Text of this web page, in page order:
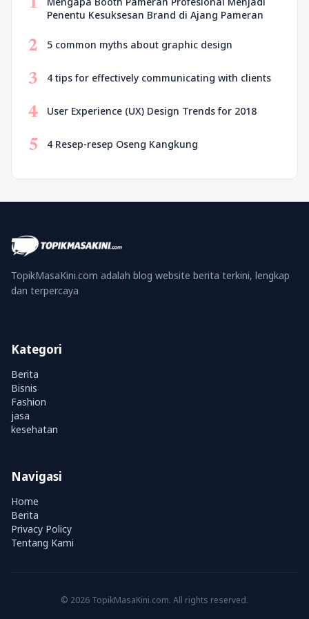
1
Penentu Kesuksesan Brand di Ajang Pameran
2 5 common myths about graphic design
3 4 tips for effectively communicating with clients
4 User Experience (UX) Design Trends for 2018
5 4 Resep-resep Oseng Kangkung
TopikMasaKini.com adalah blog website berita terkini, lengkap
dan terpercaya
Kategori
Berita
Bisnis
Fashion
jasa
kesehatan
Navigasi
Home
Berita
Privacy Policy
Tentang Kami
© 2026 TopikMasaKini.com. All rights reserved.